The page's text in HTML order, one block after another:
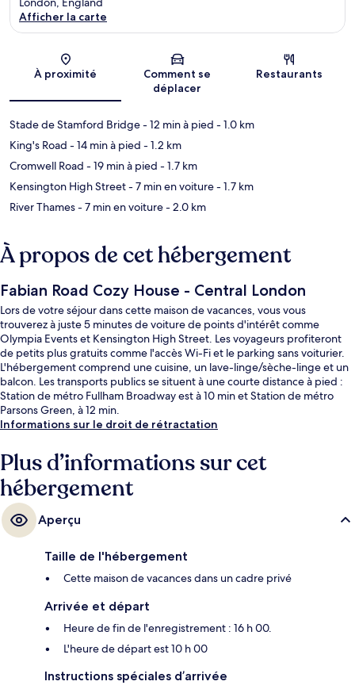
Carte
Afficher la carte
À proximité
Comment se
déplacer
Restaurants
Stade de Stamford Bridge- 12 min à pied - 1.0 km
King's Road - 14 min à pied - 1.2 km
Cromwell Road - 19 min à pied - 1.7 km
Kensington High Street- 7 min en voiture- 1.7 km
River Thames- 7 min en voiture- 2.0 km
À propos de cet hébergement
Fabian Road Cozy House - Central London
Lors de votre séjour dans cette maison de vacances, vous vous
trouverez à juste 5 minutes de voiture de points d'intérêt comme
Olympia Events et Kensington High Street. Les voyageurs profiteront
de petits plus gratuits comme l'accès Wi-Fi et le parking sans voiturier.
L'hébergement comprend une cuisine, un lave-linge/sèche-linge et un
balcon. Les transports publics se situent à une courte distance à pied :
Station de métro Fullham Broadway est à 10 min et Station de métro
Parsons Green, à 12 min.
Informations sur le droit de rétractation
Plus d’informations sur cet
hébergement
Aperçu
Taille de l'hébergement
Cette maison de vacances dans un cadre privé
Arrivée et départ
Heure de fin de l'enregistrement : 16 h 00.
L'heure de départ est 10 h 00
Instructions spéciales d’arrivée